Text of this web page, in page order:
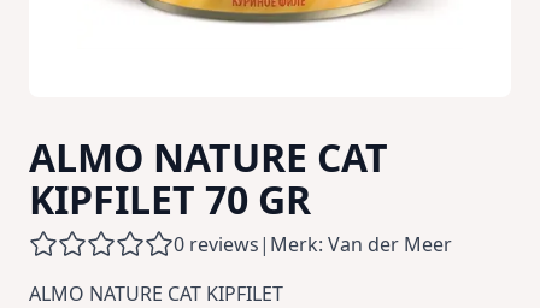
ALMO NATURE CAT
KIPFILET 70 GR
0 reviews| Merk: Van der Meer
ALMO NATURE CAT KIPFILET